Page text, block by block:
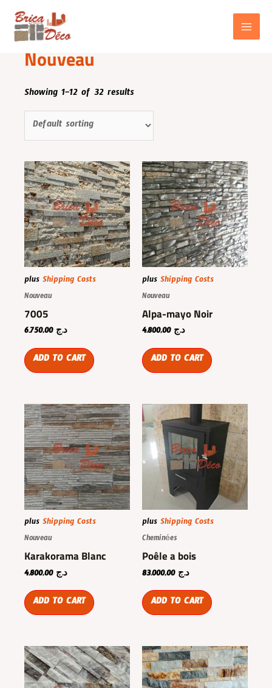
contenu
MAIN
Home/ Nouveau
Nouveau
Showing 1–12 of 32 results
plus Shipping Costs
Nouveau
7005
د.ج 6.750,00
ADD TO CART
plus Shipping Costs
Nouveau
Alpa-mayo Noir
د.ج 4.800,00
ADD TO CART
plus Shipping Costs
Nouveau
Karakorama Blanc
د.ج 4.800,00
ADD TO CART
plus Shipping Costs
Cheminées
Poêle a bois
د.ج 83.000,00
ADD TO CART